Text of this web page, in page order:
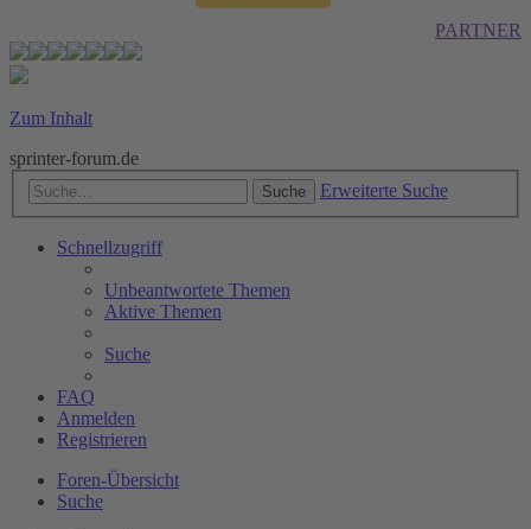
PARTNER
Zum Inhalt
sprinter-forum.de
Suche Erweiterte Suche
Schnellzugriff
Unbeantwortete Themen
Aktive Themen
Suche
FAQ
Anmelden
Registrieren
Foren-Übersicht
Suche